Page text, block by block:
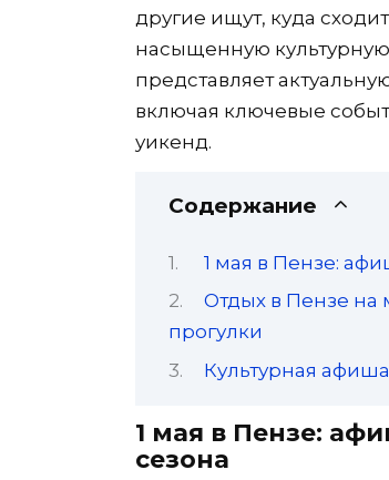
другие ищут, куда
насыщенную
представляет
включая ключевые
уикенд.
Содержание
1 мая в Пензе:
Отдых в Пензе на
прогулки
Культурная
1 мая в Пензе:
сезона